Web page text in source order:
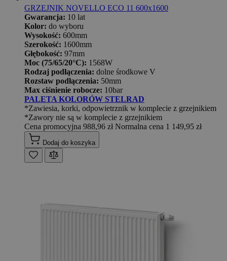
GRZEJNIK NOVELLO ECO 11 600x1600
Gwarancja: 10 lat
Kolor: do wyboru
Wysokość: 600mm
Szerokość: 1600mm
Głębokość: 97mm
Moc (75/65/20°C): 1568W
Rodzaj podłączenia: dolne środkowe V
Rozstaw podłączenia: 50mm
Max ciśnienie robocze: 10bar
PALETA KOLORÓW STELRAD
*Zawiesia, korki, odpowietrznik w komplecie z grzejnikiem
*Zawory nie są w komplecie z grzejnikiem
Cena promocyjna 988,96 zł Normalna cena 1 149,95 zł
Dodaj do koszyka